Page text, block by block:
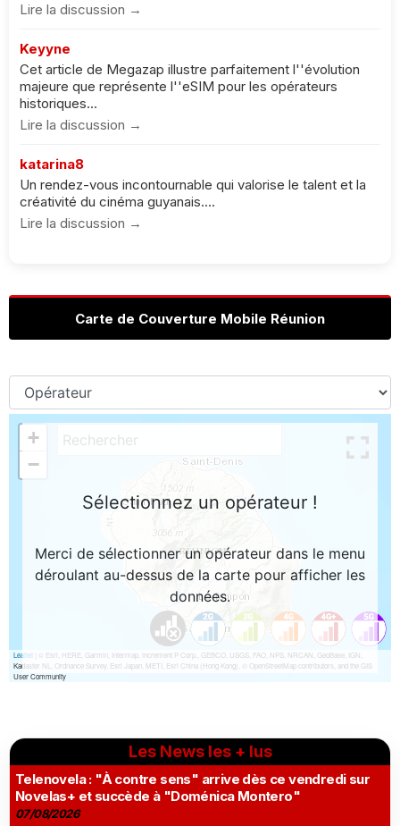
Lire la discussion →
Keyyne
Cet article de Megazap illustre parfaitement l''évolution
majeure que représente l''eSIM pour les opérateurs
historiques...
Lire la discussion →
katarina8
Un rendez-vous incontournable qui valorise le talent et la
créativité du cinéma guyanais....
Lire la discussion →
Carte de Couverture Mobile Réunion
Les News les + lus
Telenovela : "À contre sens" arrive dès ce vendredi sur
Novelas+ et succède à "Doménica Montero"
07/08/2026